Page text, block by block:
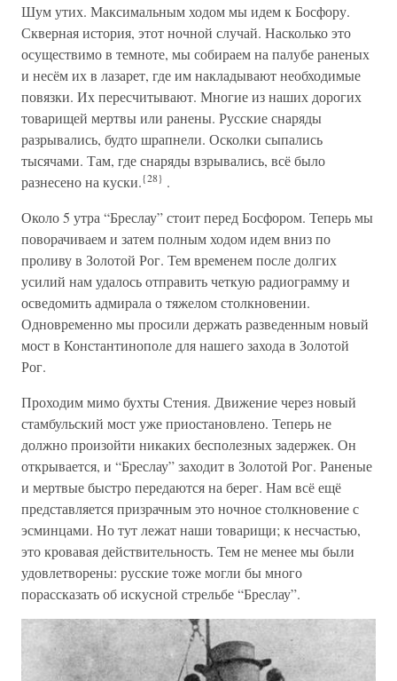
Шум утих. Максимальным ходом мы идем к Босфору.
Скверная история, этот ночной случай. Насколько это
осуществимо в темноте, мы собираем на палубе раненых
и несём их в лазарет, где им накладывают необходимые
повязки. Их пересчитывают. Многие из наших дорогих
товарищей мертвы или ранены. Русские снаряды
разрывались, будто шрапнели. Осколки сыпались
тысячами. Там, где снаряды взрывались, всё было
разнесено на куски.{28} .
Около 5 утра “Бреслау” стоит перед Босфором. Теперь мы
поворачиваем и затем полным ходом идем вниз по
проливу в Золотой Рог. Тем временем после долгих
усилий нам удалось отправить четкую радиограмму и
осведомить адмирала о тяжелом столкновении.
Одновременно мы просили держать разведенным новый
мост в Константинополе для нашего захода в Золотой
Рог.
Проходим мимо бухты Стения. Движение через новый
стамбульский мост уже приостановлено. Теперь не
должно произойти никаких бесполезных задержек. Он
открывается, и “Бреслау” заходит в Золотой Рог. Раненые
и мертвые быстро передаются на берег. Нам всё ещё
представляется призрачным это ночное столкновение с
эсминцами. Но тут лежат наши товарищи; к несчастью,
это кровавая действительность. Тем не менее мы были
удовлетворены: русские тоже могли бы много
порассказать об искусной стрельбе “Бреслау”.